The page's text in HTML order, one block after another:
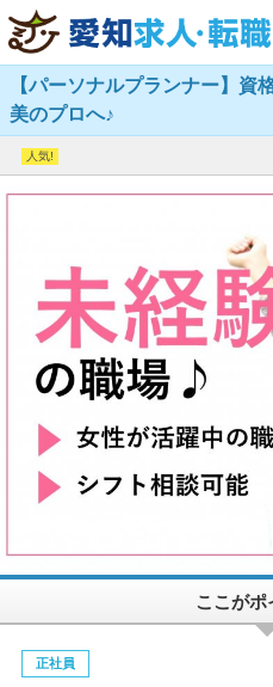
【パーソナルプランナー】資
美のプロへ♪
ここがポ
正社員